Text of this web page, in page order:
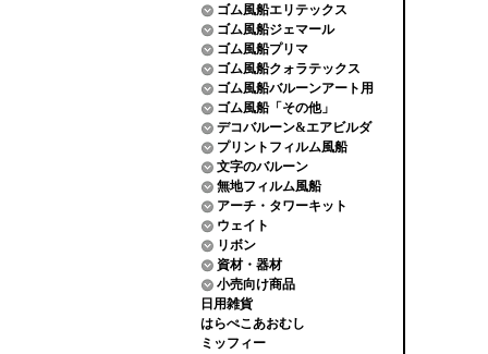
ゴム風船エリテックス
ゴム風船ジェマール
ゴム風船プリマ
ゴム風船クォラテックス
ゴム風船バルーンアート用
ゴム風船「その他」
デコバルーン&エアビルダ
プリントフィルム風船
文字のバルーン
無地フィルム風船
アーチ・タワーキット
ウェイト
リボン
資材・器材
小売向け商品
日用雑貨
はらぺこあおむし
ミッフィー